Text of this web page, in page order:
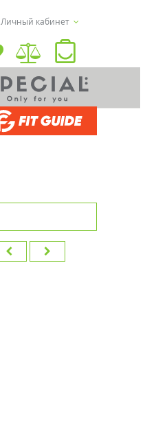
Личный кабинет